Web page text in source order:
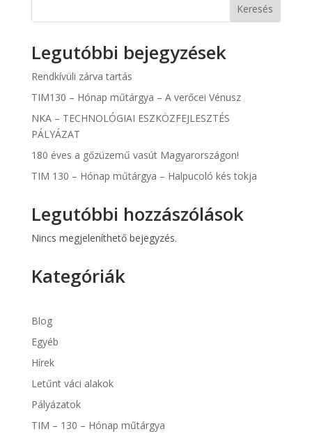
Keresés
Legutóbbi bejegyzések
Rendkívüli zárva tartás
TIM130 – Hónap műtárgya – A verőcei Vénusz
NKA – TECHNOLÓGIAI ESZKÖZFEJLESZTÉS
PÁLYÁZAT
180 éves a gőzüzemű vasút Magyarországon!
TIM 130 – Hónap műtárgya – Halpucoló kés tokja
Legutóbbi hozzászólások
Nincs megjeleníthető bejegyzés.
Kategóriák
Blog
Egyéb
Hírek
Letűnt váci alakok
Pályázatok
TIM – 130 – Hónap műtárgya